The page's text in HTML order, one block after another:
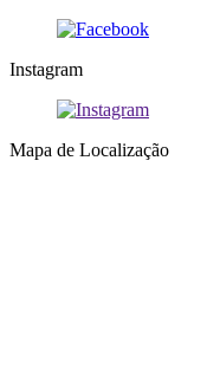
Instagram
Mapa de Localização